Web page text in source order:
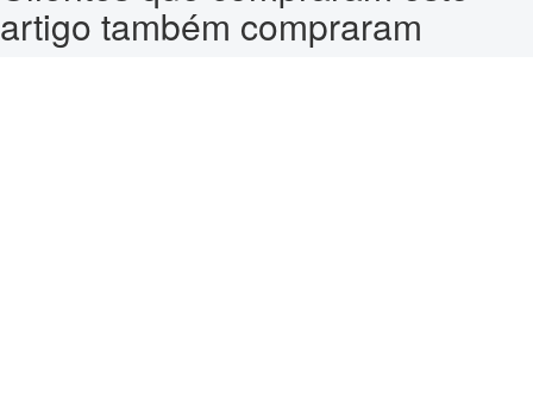
artigo também compraram